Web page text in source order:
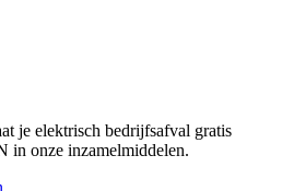
je elektrisch bedrijfsafval gratis
in onze inzamelmiddelen.